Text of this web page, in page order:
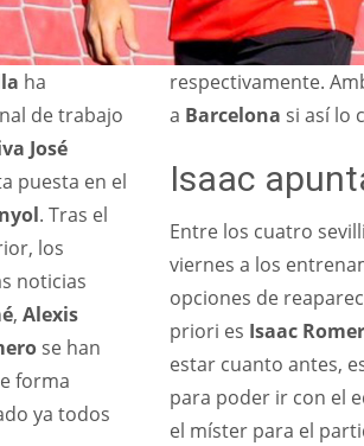
ha
de trabajo
José
puesta en el
. Tras el
los
noticias
, Alexis
se han
forma
ya todos
respectivamente.
a Barcelona si así lo
Isaac
Entre los cuatro
viernes a los
opciones de
priori es Isaac
estar cuanto antes,
para poder ir con el
el míster para el